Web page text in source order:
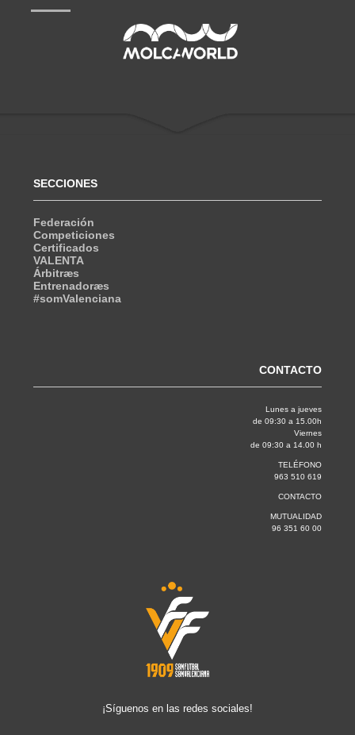
SECCIONES
Federación
Competiciones
Certificados
VALENTA
Árbitræs
Entrenadoræs
#somValenciana
CONTACTO
Lunes a jueves
de 09:30 a 15.00h
Viernes
de 09:30 a 14.00 h
TELÉFONO
963 510 619
CONTACTO
MUTUALIDAD
96 351 60 00
¡Síguenos en las redes sociales!